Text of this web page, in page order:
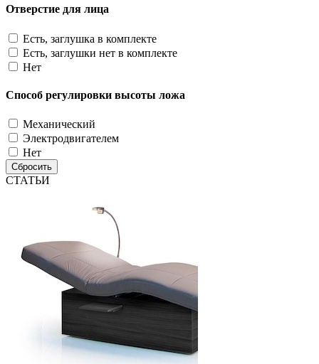
Отверстие для лица
Есть, заглушка в комплекте
Есть, заглушки нет в комплекте
Нет
Способ регулировки высоты ложа
Механический
Электродвигателем
Нет
Сбросить
СТАТЬИ